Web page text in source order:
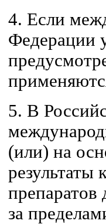
4. Если
Федерации
5. В
(или) на
результаты
за